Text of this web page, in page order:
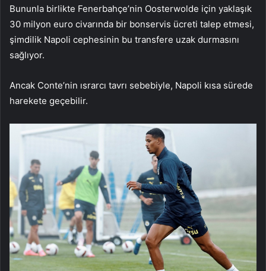
Bununla birlikte Fenerbahçe’nin Oosterwolde için yaklaşık
30 milyon euro civarında bir bonservis ücreti talep etmesi,
şimdilik Napoli cephesinin bu transfere uzak durmasını
sağlıyor.
Ancak Conte’nin ısrarcı tavrı sebebiyle, Napoli kısa sürede
harekete geçebilir.